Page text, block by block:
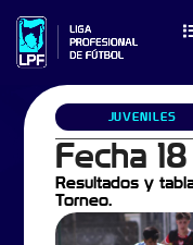
JUVENILES
Fecha
Resultados y
Torneo.